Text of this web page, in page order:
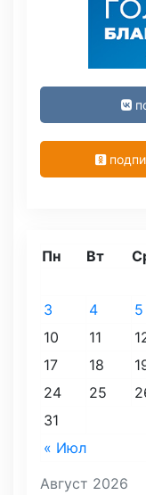
Август 2026
Пн Вт
« Июл
3
4 5
10
11
17
18
24
25
31